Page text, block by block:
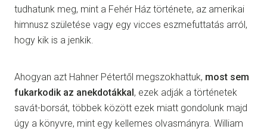
tudhatunk meg, mint a Fehér Ház története, az amerikai
himnusz születése vagy egy vicces eszmefuttatás arról,
hogy kik is a jenkik.
Ahogyan azt Hahner Pétertől megszokhattuk, most sem
fukarkodik az anekdotákkal, ezek adják a történetek
savát-borsát, többek között ezek miatt gondolunk majd
úgy a könyvre, mint egy kellemes olvasmányra. William